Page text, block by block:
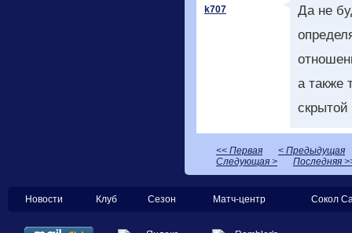
k707
Да не
а также
скрытой
<< Первая
< Предыдущая
Следующая >
Последняя
Новости Клуб Сезон Матч-центр Сокол